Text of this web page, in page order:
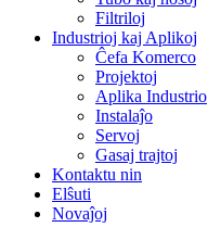
Filtriloj
Industrioj kaj Aplikoj
Ĉefa Komerco
Projektoj
Aplika Industrio
Instalaĵo
Servoj
Gasaj trajtoj
Kontaktu nin
Elŝuti
Novaĵoj